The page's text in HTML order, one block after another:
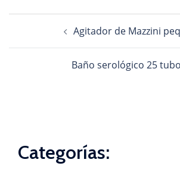
Agitador de Mazzini
Baño serológico 25
Categorías: